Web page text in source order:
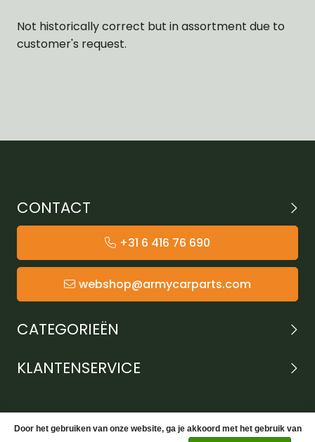
Not historically correct but in assortment due to
customer's request.
CONTACT
+31 6 416 76 690
webshop@armycarparts.com
CATEGORIEËN
KLANTENSERVICE
Door het gebruiken van onze website, ga je akkoord met het gebruik van